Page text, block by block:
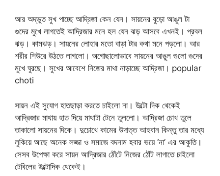
আর অদ্ভুত সুখ পাচ্ছে আদ্রিজা কেন যেন। সায়নের বুড়ো আঙুল টা
গুদের মুখে লাগতেই আদ্রিজার মনে হল যেন ঝড় আসবে এখনই। প্রবল
ঝড়। কামঝড়। সায়নের লোহার মতো বাড়া টার কথা মনে পড়লো। আর
শরীর শিউরে উঠতে লাগলো। অগোছালোভাবে সায়নের আঙুল গুলো গুদের
মুখে ঘুরছে। সুখের আবেশে নিজের মাথা নাড়াচ্ছে আদ্রিজা। popular
choti
সায়ন এই সুযোগ হাতছাড়া করতে চাইলো না। উল্টো দিক থেকেই
আদ্রিজার মাথায় হাত দিয়ে মাথাটা টেনে তুললো। আদ্রিজা চোখ তুলে
তাকালো সায়নের দিকে। দুচোখে কামের উদাত্ত আহবান কিন্তু তার মধ্যে
লুকিয়ে আছে অনেক লজ্জা ও সমাজে বদনাম হবার ভয়ে ‘না’ এর আকুতি।
সেসব উপেক্ষা করে সায়ন আদ্রিজার ঠোঁটে নিজের ঠোঁট লাগাতে চাইলো
টেবিলের উল্টোদিক থেকেই।